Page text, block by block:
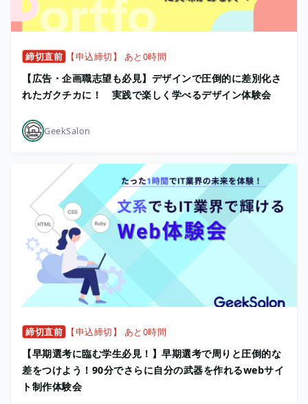
締切直前 【申込締切】 あと0時間
【広告・企画職志望も必見】デザインで圧倒的に差別化さ
れたガクチカに！ 実践で楽しく学べるデザイン体験会
GeekSalon
締切直前 【申込締切】 あと0時間
【早期選考に臨む学生必見！】早期選考で周りと圧倒的な
差をつけよう！90分でさらに自分の武器を作れるwebサイ
ト制作体験会